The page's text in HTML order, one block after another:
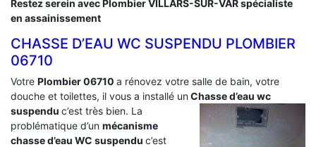
Restez serein avec Plombier VILLARS-SUR-VAR spécialiste
en assainissement
CHASSE D’EAU WC SUSPENDU PLOMBIER
06710
Votre Plombier 06710 a rénovez votre salle de bain, votre
douche et toilettes, il vous a installé unChasse d’eau wc
suspendu c’est très bien. La
problématique d’un mécanisme
chasse d’eau WC suspendu c’est